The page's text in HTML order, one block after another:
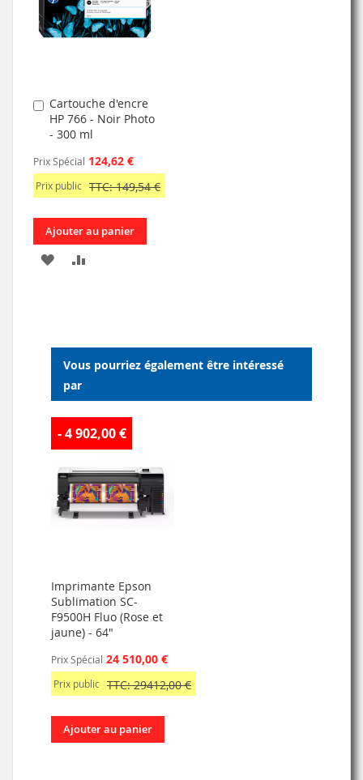
LISTE
D’ENVIE
Cartouche d'encre
HP 766 - Noir Photo
- 300 ml
Prix Spécial 124,62 €
Prix public TTC: 149,54 €
Ajouter
au
panier
Ajouter au panier
AJOUTER
D’ENVIE
Vous pourriez également être intéressé
par
- 4 902,00 €
Imprimante Epson
Sublimation SC-
F9500H Fluo (Rose et
jaune) - 64"
Prix Spécial 24 510,00 €
Prix public TTC: 29412,00 €
Ajouter au panier